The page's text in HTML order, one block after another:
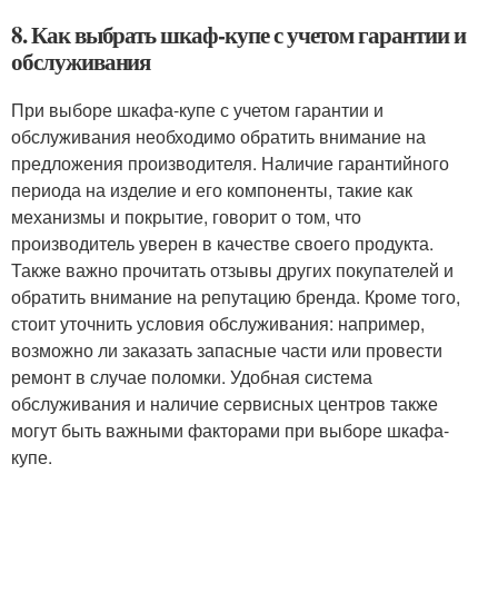
8. Как выбрать шкаф-купе с учетом гарантии и
обслуживания
При выборе шкафа-купе с учетом гарантии и
обслуживания необходимо обратить внимание на
предложения производителя. Наличие гарантийного
периода на изделие и его компоненты, такие как
механизмы и покрытие, говорит о том, что
производитель уверен в качестве своего продукта.
Также важно прочитать отзывы других покупателей и
обратить внимание на репутацию бренда. Кроме того,
стоит уточнить условия обслуживания: например,
возможно ли заказать запасные части или провести
ремонт в случае поломки. Удобная система
обслуживания и наличие сервисных центров также
могут быть важными факторами при выборе шкафа-
купе.